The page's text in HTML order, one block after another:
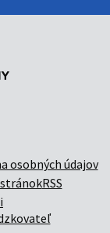
osobných údajov
RSS